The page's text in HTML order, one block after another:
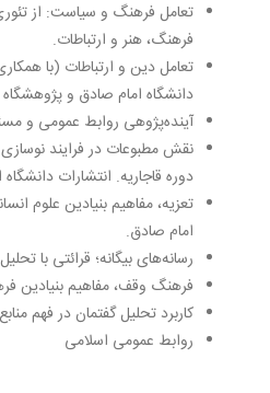
تعامل فرهنگ و سیاست: از
فرهنگ، هنر و ارتباطات.
تعامل دین و ارتباطات (با
دانشگاه امام صادق و
آینده‌پژوهی روابط عمومی و
نقش مطبوعات در فرایند
دوره قاجاریه. انتشارات
تعزیه، مفاهیم بنیادین علوم
امام صادق.
رسانه‌های بیگانه؛ قرائتی با
فرهنگ وقف، مفاهیم بنیادین
کاربرد تحلیل گفتمان در فهم
روابط عمومی اسلامی